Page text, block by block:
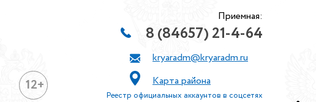
12+
Приемная:
8 (84657) 21-4-64
kryaradm@kryaradm.ru
Карта района
Реестр официальных аккаунтов в соцсетях